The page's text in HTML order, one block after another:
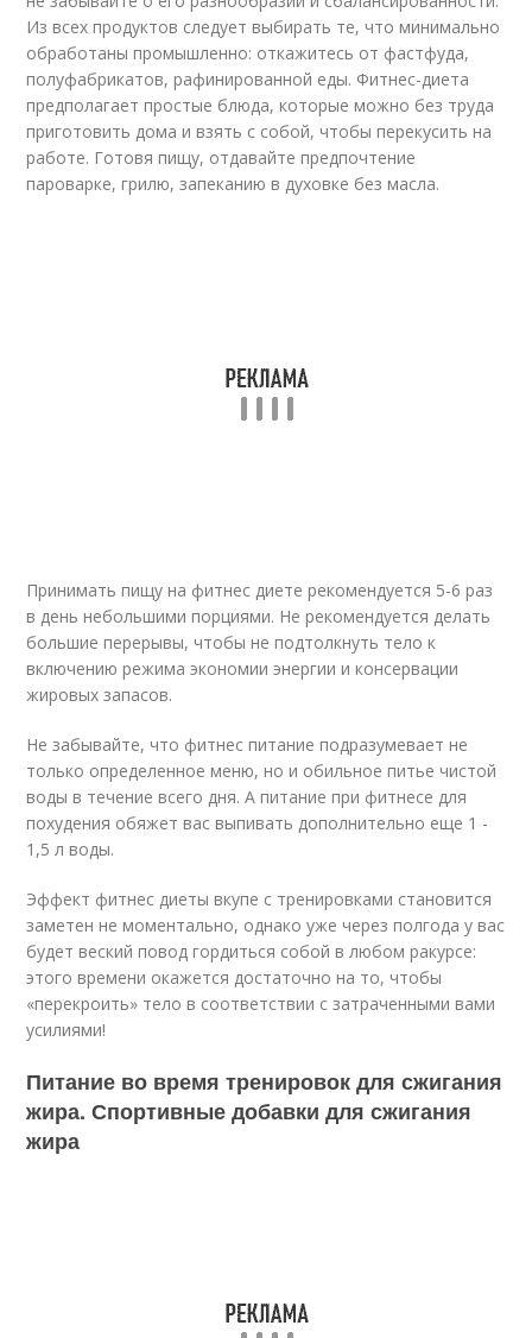
Из всех продуктов следует выбирать те, что минимально
обработаны промышленно: откажитесь от фастфуда,
полуфабрикатов, рафинированной еды. Фитнес-диета
предполагает простые блюда, которые можно без труда
приготовить дома и взять с собой, чтобы перекусить на
работе. Готовя пищу, отдавайте предпочтение
пароварке, грилю, запеканию в духовке без масла.
Принимать пищу на фитнес диете рекомендуется 5-6 раз
в день небольшими порциями. Не рекомендуется делать
большие перерывы, чтобы не подтолкнуть тело к
включению режима экономии энергии и консервации
жировых запасов.
Не забывайте, что фитнес питание подразумевает не
только определенное меню, но и обильное питье чистой
воды в течение всего дня. А питание при фитнесе для
похудения обяжет вас выпивать дополнительно еще 1 -
1,5 л воды.
Эффект фитнес диеты вкупе с тренировками становится
заметен не моментально, однако уже через полгода у вас
будет веский повод гордиться собой в любом ракурсе:
этого времени окажется достаточно на то, чтобы
«перекроить» тело в соответствии с затраченными вами
усилиями!
Питание во время тренировок для сжигания
жира. Спортивные добавки для сжигания
жира